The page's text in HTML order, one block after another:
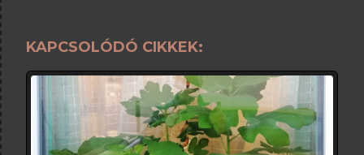
KAPCSOLÓDÓ CIKKEK: